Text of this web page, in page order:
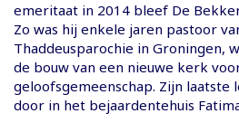
emeritaat in 2014 bleef De
Zo was hij enkele jaren pastoor
Thaddeusparochie in Groningen,
de bouw van een nieuwe kerk
geloofsgemeenschap. Zijn laatste
door in het bejaardentehuis